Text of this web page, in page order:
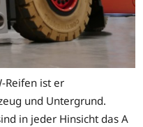
Reifen ist er
und Untergrund.
in jeder Hinsicht das A